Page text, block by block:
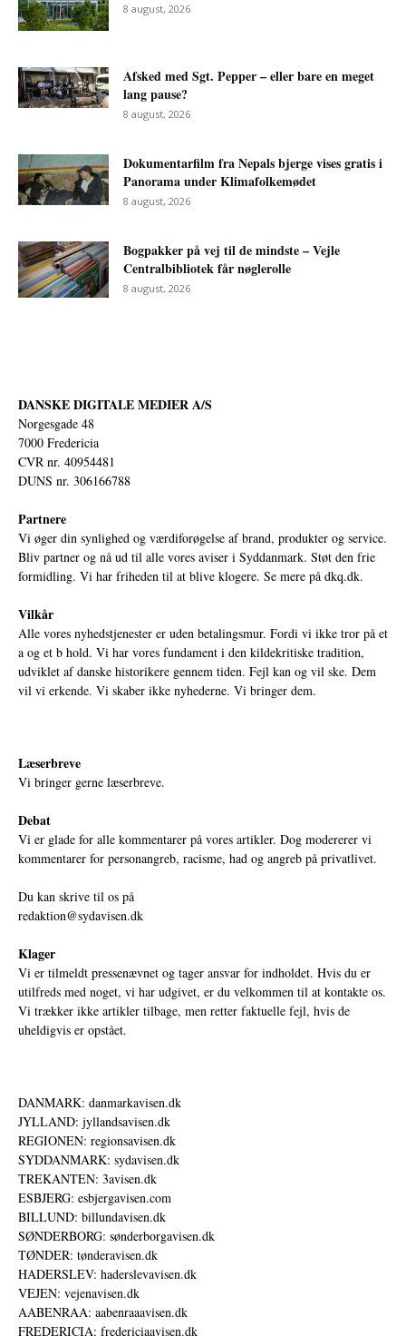
8 august, 2026
Afsked med Sgt. Pepper – eller bare en meget
lang pause?
8 august, 2026
Dokumentarfilm fra Nepals bjerge vises gratis i
Panorama under Klimafolkemødet
8 august, 2026
Bogpakker på vej til de mindste – Vejle
Centralbibliotek får nøglerolle
8 august, 2026
DANSKE DIGITALE MEDIER A/S
Norgesgade 48
7000 Fredericia
CVR nr. 40954481
DUNS nr. 306166788
Partnere
Vi øger din synlighed og værdiforøgelse af brand, produkter og service.
Bliv partner og nå ud til alle vores aviser i Syddanmark. Støt den frie
formidling. Vi har friheden til at blive klogere. Se mere på dkq.dk.
Vilkår
Alle vores nyhedstjenester er uden betalingsmur. Fordi vi ikke tror på et
a og et b hold. Vi har vores fundament i den kildekritiske tradition,
udviklet af danske historikere gennem tiden. Fejl kan og vil ske. Dem
vil vi erkende. Vi skaber ikke nyhederne. Vi bringer dem.
Læserbreve
Vi bringer gerne læserbreve.
Debat
Vi er glade for alle kommentarer på vores artikler. Dog modererer vi
kommentarer for personangreb, racisme, had og angreb på privatlivet.
Du kan skrive til os på
redaktion@sydavisen.dk
Klager
Vi er tilmeldt pressenævnet og tager ansvar for indholdet. Hvis du er
utilfreds med noget, vi har udgivet, er du velkommen til at kontakte os.
Vi trækker ikke artikler tilbage, men retter faktuelle fejl, hvis de
uheldigvis er opstået.
DANMARK: danmarkavisen.dk
JYLLAND: jyllandsavisen.dk
REGIONEN: regionsavisen.dk
SYDDANMARK: sydavisen.dk
TREKANTEN: 3avisen.dk
ESBJERG: esbjergavisen.com
BILLUND: billundavisen.dk
SØNDERBORG: sønderborgavisen.dk
TØNDER: tønderavisen.dk
HADERSLEV: haderslevavisen.dk
VEJEN: vejenavisen.dk
AABENRAA: aabenraaavisen.dk
FREDERICIA: fredericiaavisen.dk